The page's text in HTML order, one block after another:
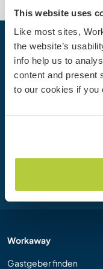
This website uses
Like most sites,
the website’s
info help us to
content and present
to our cookies if you
Dein
heute
Werde heute
Möglichkeiten
Workaway
Gastgeber finden